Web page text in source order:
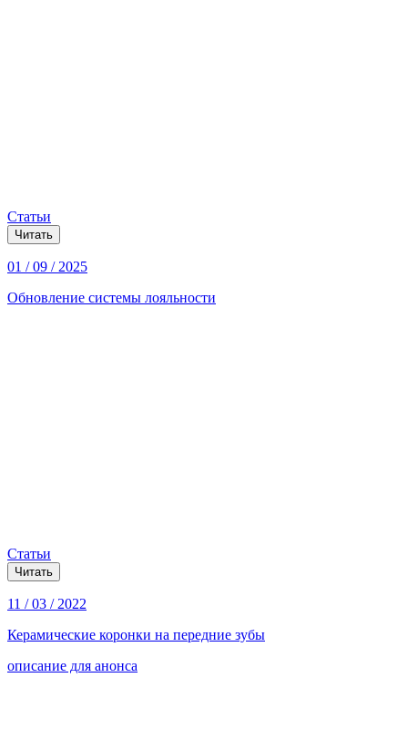
Статьи
Читать
01 / 09 / 2025
Обновление системы лояльности
Статьи
Читать
11 / 03 / 2022
Керамические коронки на передние зубы
описание для анонса